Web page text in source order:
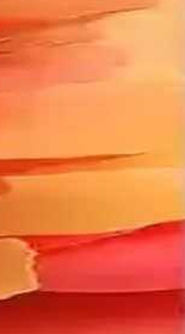
yan açılardan
Kaynaklı
Metal
Watch serisiyle
RAM ve 256GB